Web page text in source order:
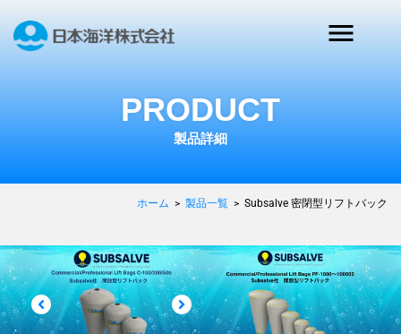
PRODUCT
製品詳細
ホーム > 製品一覧 > Subsalve 密閉型リフトバック
環境アセスメント, 海洋開
発・安全運航, 防衛・監視
Subsalve 密閉型リフ
トバック